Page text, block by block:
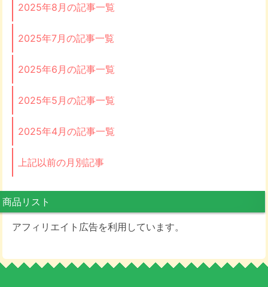
2025年8月の記事一覧
2025年7月の記事一覧
2025年6月の記事一覧
2025年5月の記事一覧
2025年4月の記事一覧
上記以前の月別記事
商品リスト
アフィリエイト広告を利用しています。